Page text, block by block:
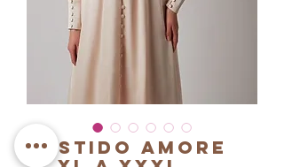
Vestido Amore